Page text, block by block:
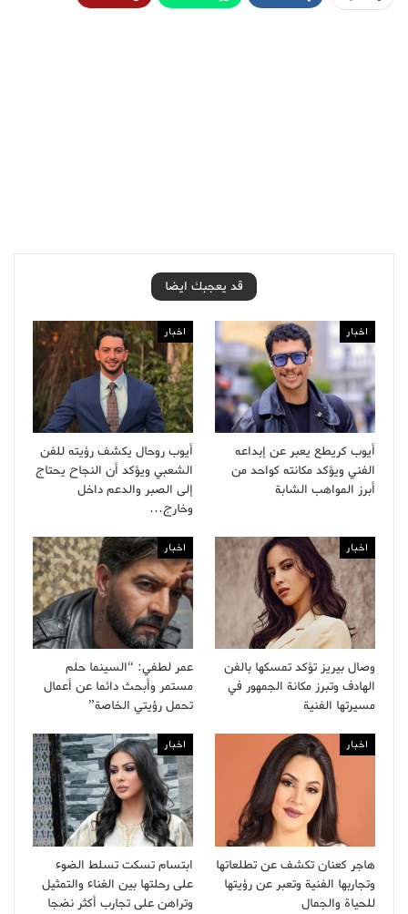
قد يعجبك ايضا
اخبار
أيوب كريطع يعبر عن إبداعه
الفني ويؤكد مكانته كواحد من
أبرز المواهب الشابة
اخبار
أيوب روحال يكشف رؤيته للفن
الشعبي ويؤكد أن النجاح يحتاج
إلى الصبر والدعم داخل
وخارج…
اخبار
وصال بيريز تؤكد تمسكها بالفن
الهادف وتبرز مكانة الجمهور في
مسيرتها الفنية
اخبار
عمر لطفي: “السينما حلم
مستمر وأبحث دائما عن أعمال
تحمل رؤيتي الخاصة”
اخبار
هاجر كعنان تكشف عن تطلعاتها
وتجاربها الفنية وتعبر عن رؤيتها
للحياة والجمال
اخبار
ابتسام تسكت تسلط الضوء
على رحلتها بين الغناء والتمثيل
وتراهن على تجارب أكثر نضجا